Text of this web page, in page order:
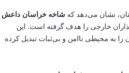
نشان می‌دهد که شاخه خراسان داعش
خارجی را هدف گرفته است. این
به محیطی ناامن و بی‌ثبات تبدیل کرده